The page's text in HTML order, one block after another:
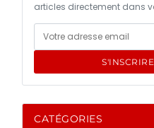
articles directement dans
S'INSCRIRE
CATÉGORIES